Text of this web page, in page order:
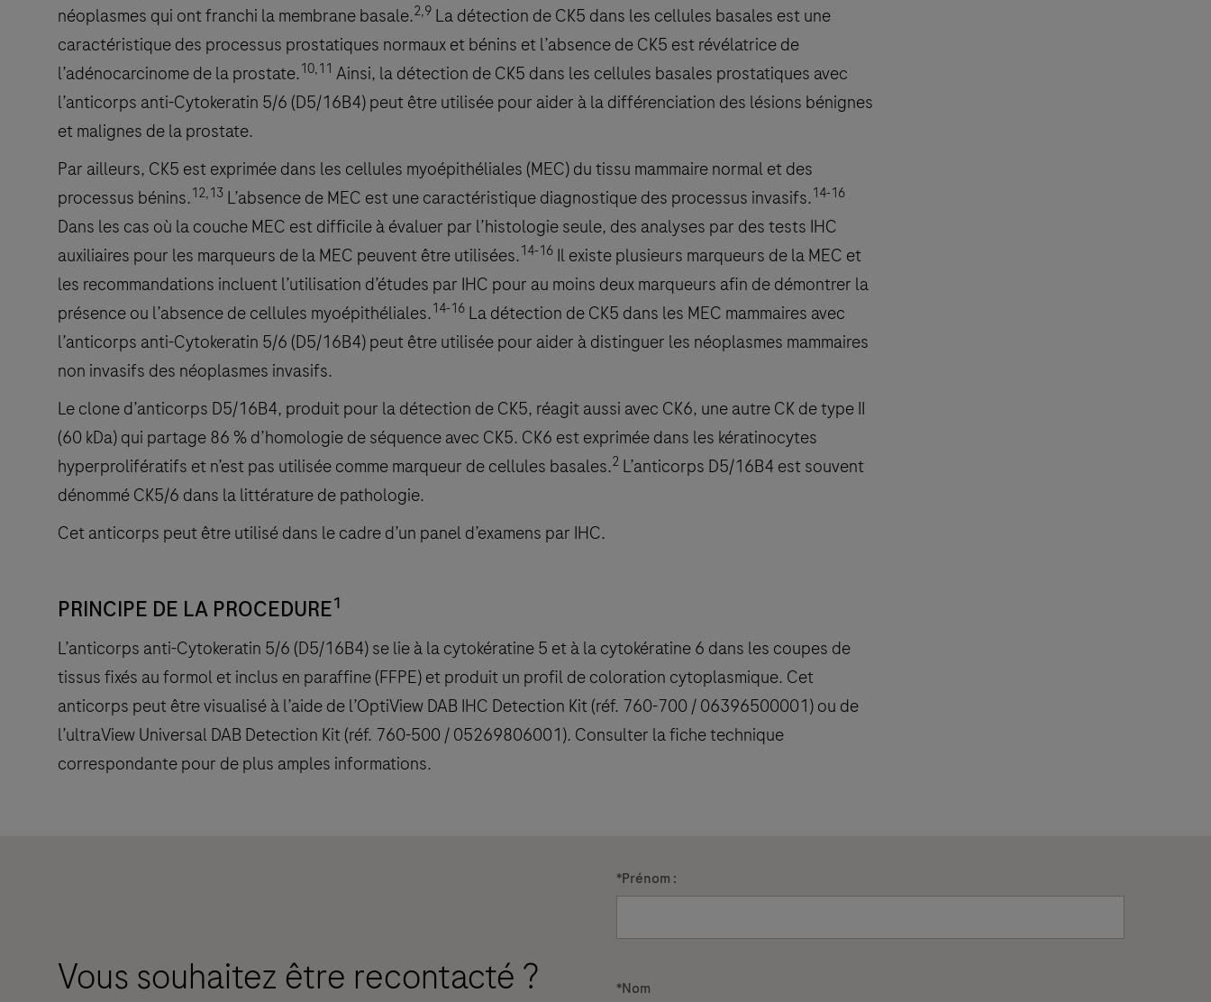
néoplasmes qui ont franchi la membrane basale.2,9 La détection de CK5 dans les cellules basales est une
caractéristique des processus prostatiques normaux et bénins et l’absence de CK5 est révélatrice de
l’adénocarcinome de la prostate.10,11 Ainsi, la détection de CK5 dans les cellules basales prostatiques avec
l’anticorps anti-Cytokeratin 5/6 (D5/16B4) peut être utilisée pour aider à la différenciation des lésions bénignes
et malignes de la prostate.
Par ailleurs, CK5 est exprimée dans les cellules myoépithéliales (MEC) du tissu mammaire normal et des
processus bénins.12,13 L’absence de MEC est une caractéristique diagnostique des processus invasifs.14-16
Dans les cas où la couche MEC est difficile à évaluer par l’histologie seule, des analyses par des tests IHC
auxiliaires pour les marqueurs de la MEC peuvent être utilisées.14-16 Il existe plusieurs marqueurs de la MEC et
les recommandations incluent l’utilisation d’études par IHC pour au moins deux marqueurs afin de démontrer la
présence ou l’absence de cellules myoépithéliales.14-16 La détection de CK5 dans les MEC mammaires avec
l’anticorps anti-Cytokeratin 5/6 (D5/16B4) peut être utilisée pour aider à distinguer les néoplasmes mammaires
non invasifs des néoplasmes invasifs.
Le clone d’anticorps D5/16B4, produit pour la détection de CK5, réagit aussi avec CK6, une autre CK de type II
(60 kDa) qui partage 86 % d’homologie de séquence avec CK5. CK6 est exprimée dans les kératinocytes
hyperprolifératifs et n’est pas utilisée comme marqueur de cellules basales.2 L’anticorps D5/16B4 est souvent
dénommé CK5/6 dans la littérature de pathologie.
Cet anticorps peut être utilisé dans le cadre d’un panel d’examens par IHC.
PRINCIPE DE LA PROCEDURE1
L’anticorps anti-Cytokeratin 5/6 (D5/16B4) se lie à la cytokératine 5 et à la cytokératine 6 dans les coupes de
tissus fixés au formol et inclus en paraffine (FFPE) et produit un profil de coloration cytoplasmique. Cet
anticorps peut être visualisé à l’aide de l’OptiView DAB IHC Detection Kit (réf. 760-700 / 06396500001) ou de
l’ultraView Universal DAB Detection Kit (réf. 760-500 / 05269806001). Consulter la fiche technique
correspondante pour de plus amples informations.
Vous souhaitez être recontacté ?
*Prénom :
*Nom